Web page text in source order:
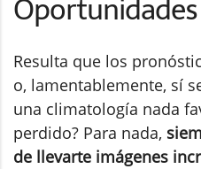
Oportunidades
Resulta que los
o, lamentablemente, sí
una climatología nada
perdido? Para nada,
de llevarte imágenes